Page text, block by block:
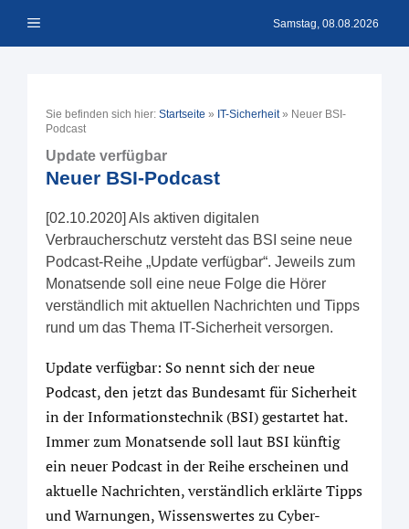
Inhalt Menü Samstag, 08.08.2026
Sie befinden sich hier: Startseite » IT-Sicherheit» Neuer BSI-
Podcast
Update verfügbar
Neuer BSI-Podcast
[02.10.2020] Als aktiven digitalen
Verbraucherschutz versteht das BSI seine neue
Podcast-Reihe „Update verfügbar“. Jeweils zum
Monatsende soll eine neue Folge die Hörer
verständlich mit aktuellen Nachrichten und Tipps
rund um das Thema IT-Sicherheit versorgen.
Update verfügbar: So nennt sich der neue
Podcast, den jetzt das Bundesamt für Sicherheit
in der Informationstechnik (BSI) gestartet hat.
Immer zum Monatsende soll laut BSI künftig
ein neuer Podcast in der Reihe erscheinen und
aktuelle Nachrichten, verständlich erklärte Tipps
und Warnungen, Wissenswertes zu Cyber-